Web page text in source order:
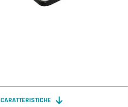
CARATTERISTICHE